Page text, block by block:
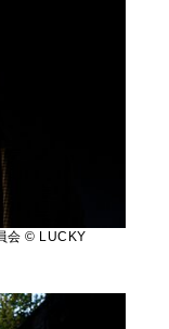
会 © LUCKY